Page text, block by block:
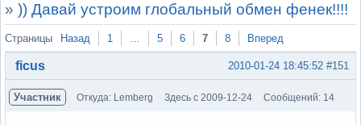
» )) Давай устроим глобальный обмен фенек!!!!
Страницы Назад 1 … 5 6 7 8 Вперед
#151
2010-01-24 18:45:52
ficus
Участник Откуда: Lemberg Здесь с 2009-12-24 Сообщений: 14